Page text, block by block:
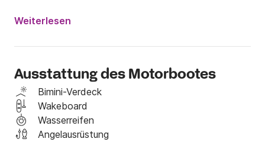
Weiterlesen
Ausstattung des Motorbootes
Bimini-Verdeck
Wakeboard
Wasserreifen
Angelausrüstung